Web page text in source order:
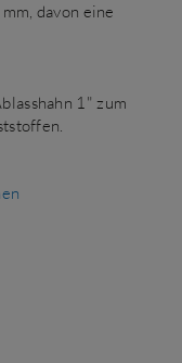
davon eine
1" zum